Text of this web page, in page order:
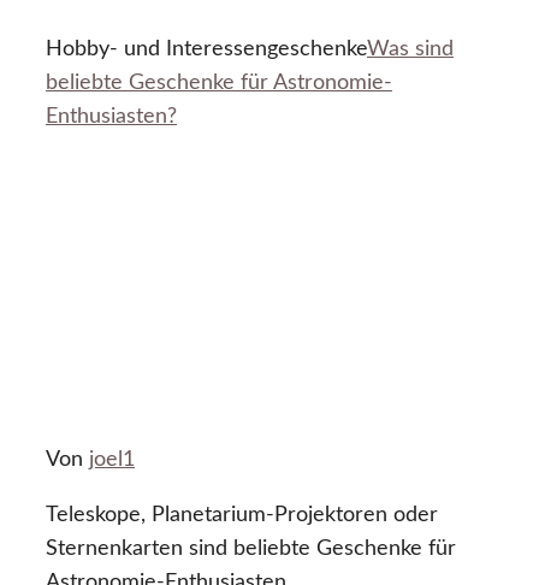
Hobby- und InteressengeschenkeWas sind
beliebte Geschenke für Astronomie-
Enthusiasten?
Von joel1
Teleskope, Planetarium-Projektoren oder
Sternenkarten sind beliebte Geschenke für